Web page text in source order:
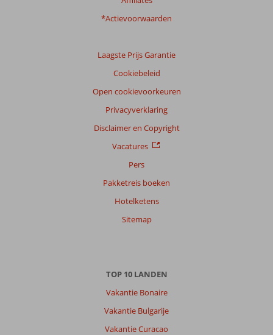
*Actievoorwaarden
Laagste Prijs Garantie
Cookiebeleid
Open cookievoorkeuren
Privacyverklaring
Disclaimer en Copyright
Vacatures
Pers
Pakketreis boeken
Hotelketens
Sitemap
TOP 10 LANDEN
Vakantie Bonaire
Vakantie Bulgarije
Vakantie Curacao